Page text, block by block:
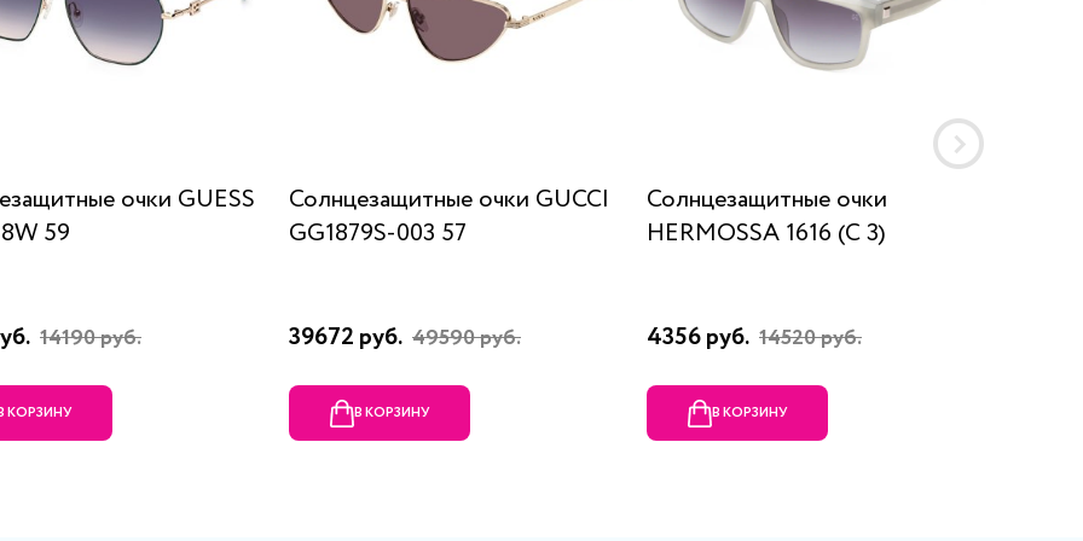
очки GUESS
59
14190 руб.
КОРЗИНУ
Солнцезащитные очки GUCCI
GG1879S-003 57
39672 руб. 49590 руб.
В КОРЗИНУ
Солнцезащитные очки
HERMOSSA 1616 (C 3)
4356 руб. 14520 руб.
В КОРЗИНУ